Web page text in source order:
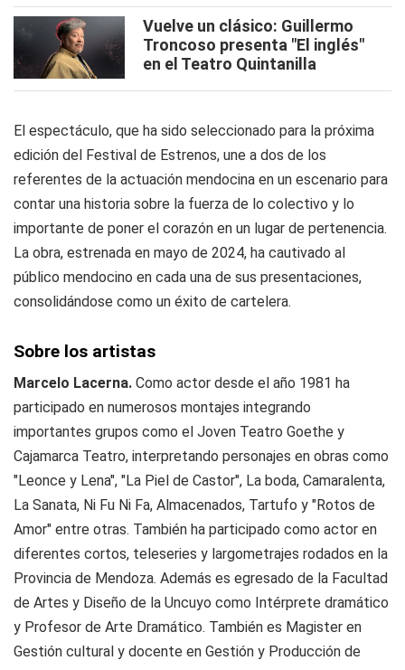
Vuelve un clásico: Guillermo
Troncoso presenta "El inglés"
en el Teatro Quintanilla
El espectáculo, que ha sido seleccionado para la próxima
edición del Festival de Estrenos, une a dos de los
referentes de la actuación mendocina en un escenario para
contar una historia sobre la fuerza de lo colectivo y lo
importante de poner el corazón en un lugar de pertenencia.
La obra, estrenada en mayo de 2024, ha cautivado al
público mendocino en cada una de sus presentaciones,
consolidándose como un éxito de cartelera.
Sobre los artistas
Marcelo Lacerna. Como actor desde el año 1981 ha
participado en numerosos montajes integrando
importantes grupos como el Joven Teatro Goethe y
Cajamarca Teatro, interpretando personajes en obras como
"Leonce y Lena", "La Piel de Castor", La boda, Camaralenta,
La Sanata, Ni Fu Ni Fa, Almacenados, Tartufo y "Rotos de
Amor" entre otras. También ha participado como actor en
diferentes cortos, teleseries y largometrajes rodados en la
Provincia de Mendoza. Además es egresado de la Facultad
de Artes y Diseño de la Uncuyo como Intérprete dramático
y Profesor de Arte Dramático. También es Magister en
Gestión cultural y docente en Gestión y Producción de